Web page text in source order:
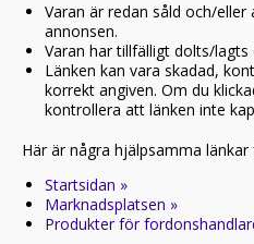
Varan är redan såld och/
annonsen.
Varan har tillfälligt dolts/lagts
Länken kan vara skadad,
korrekt angiven. Om du
kontrollera att länken inte
Här är några hjälpsamma
Startsidan »
Marknadsplatsen »
Produkter för